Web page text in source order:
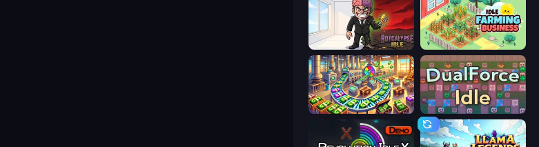
Rotcalypse: Idle Incremental Idle Farming Business
Money Factory: Tycoon Idle Game DualForce Idle